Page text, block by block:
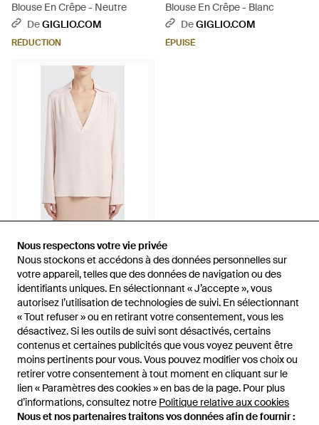
Nous respectons votre vie privée
Nous stockons et accédons à des données personnelles sur
votre appareil, telles que des données de navigation ou des
identifiants uniques. En sélectionnant « J’accepte », vous
autorisez l’utilisation de technologies de suivi. En sélectionnant
« Tout refuser » ou en retirant votre consentement, vous les
désactivez. Si les outils de suivi sont désactivés, certains
contenus et certaines publicités que vous voyez peuvent être
moins pertinents pour vous. Vous pouvez modifier vos choix ou
retirer votre consentement à tout moment en cliquant sur le
lien « Paramètres des cookies » en bas de la page. Pour plus
d’informations, consultez notre Politique relative aux cookies
Nous et nos partenaires traitons vos données afin de fournir :
Nous respectons votre vie privée
Nous stockons et accédons à des données personnelles sur
votre appareil, telles que des données de navigation ou des
identifiants uniques. En sélectionnant « J’accepte », vous
autorisez l’utilisation de technologies de suivi. En sélectionnant
« Tout refuser » ou en retirant votre consentement, vous les
désactivez. Si les outils de suivi sont désactivés, certains
contenus et certaines publicités que vous voyez peuvent être
moins pertinents pour vous. Vous pouvez modifier vos choix ou
retirer votre consentement à tout moment en cliquant sur le
lien « Paramètres des cookies » en bas de la page. Pour plus
d’informations, consultez notre Politique relative aux cookies
Nous et nos partenaires traitons vos données afin de fournir :
Blouse En Crêpe - Neutre
DeGIGLIO.COM
RÉDUCTION
Blouse En Crêpe - Blanc
DeGIGLIO.COM
ÉPUISÉ
281,26 €
FEDERICA TOSI
Blouse En Crêpe - Rose
De GIGLIO.COM
ÉPUISÉ